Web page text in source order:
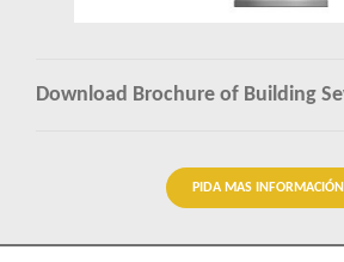
Download Brochure of Building
PIDA MAS INFORMACIÓN